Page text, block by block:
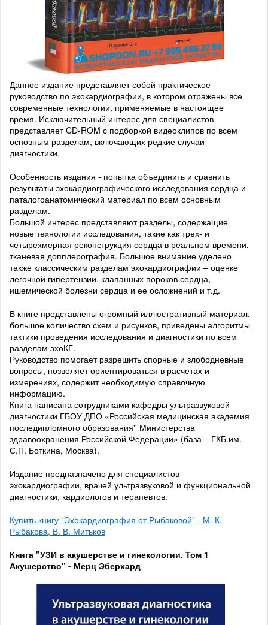
Данное издание представляет собой практическое
руководство по эхокардиографии, в котором отражены все
современные технологии, применяемые в настоящее
время. Исключительный интерес для специалистов
представляет CD-ROM с подборкой видеоклипов по всем
основным разделам, включающих редкие случаи
диагностики.
Особенность издания - попытка объединить и сравнить
результаты эхокардиографического исследования сердца и
паталогоанатомический материал по всем основным
разделам.
Большой интерес представляют разделы, содержащие
новые технологии исследования, такие как трех- и
четырехмерная реконструкция сердца в реальном времени,
тканевая допплерография. Большое внимание уделено
также классическим разделам эхокардиографии – оценке
легочной гипертензии, клапанных пороков сердца,
ишемической болезни сердца и ее осложнений и т.д.
В книге представлены огромный иллюстративный материал,
большое количество схем и рисунков, приведены алгоритмы
тактики проведения исследования и диагностики по всем
разделам эхоКГ.
Руководство помогает разрешить спорные и злободневные
вопросы, позволяет ориентироваться в расчетах и
измерениях, содержит необходимую справочную
информацию.
Книга написана сотрудниками кафедры ультразвуковой
диагностики ГБОУ ДПО «Российская медицинская академия
последипломного образования'' Министерства
здравоохранения Российской Федерации» (база – ГКБ им.
С.П. Боткина, Москва).
Издание предназначено для специалистов
эхокардиографии, врачей ультразвуковой и функциональной
диагностики, кардиологов и терапевтов.
Купить книгу "Эхокардиография от Рыбаковой" - М. К.
Рыбакова, В. В. Митьков
Книга "УЗИ в акушерстве и гинекологии. Том 1
Акушерство" - Мерц Эберхард